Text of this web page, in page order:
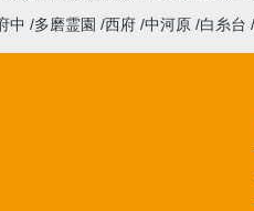
中 多磨霊園 西府 中河原 白糸台